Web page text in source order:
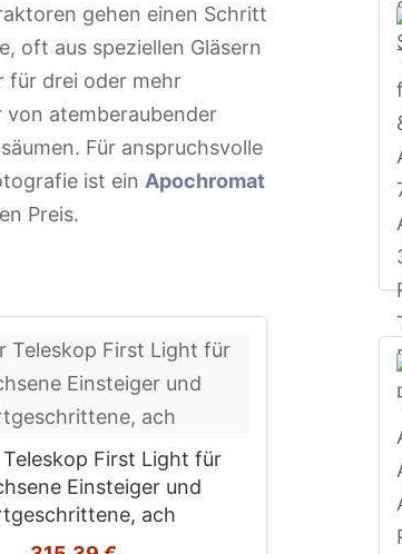
gehen einen Schritt
oft aus speziellen Gläsern
für drei oder mehr
von atemberaubender
Für anspruchsvolle
ist ein Apochromat
Preis.
Teleskop First Light für
Einsteiger und
ach